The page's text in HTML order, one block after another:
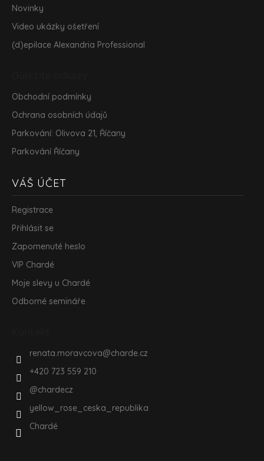
Novinky
Video ukázky ošetření
(d)epilace Alexandria Professional
Obchodní podmínky
Ochrana osobních údajů
Parkování: Olivova 21, Říčany
Parkování Říčany
VÁŠ ÚČET
Registrace
Přihlásit se
Zapomenuté heslo
VIP Chardé
Moje slevy u Chardé
Odborné semináře
renata.moravcova@charde.cz
+420 723 559 210
@chardecz
yellow_rose_ceska_republika
Chardé